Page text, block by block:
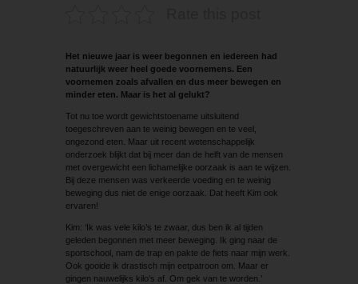
Het nieuwe jaar is weer begonnen en iedereen had
natuurlijk weer heel goede voornemens. Een
voornemen zoals afvallen en dus meer bewegen en
minder eten. Maar is het al gelukt?
Tot nu toe wordt gewichtstoename uitsluitend
toegeschreven aan te weinig bewegen en te veel,
ongezond eten. Maar uit recent wetenschappelijk
onderzoek blijkt dat bij meer dan de helft van de mensen
met overgewicht een lichamelijke oorzaak is aan te wijzen.
Bij deze mensen was verkeerde voeding en te weinig
beweging dus niet de enige oorzaak. Dat heeft Kim ook
ervaren!
Kim: ‘Ik was vele kilo’s te zwaar, dus ben ik al tijden
geleden begonnen met meer beweging. Ik ging naar de
sportschool, nam de trap en pakte de fiets naar mijn werk.
Ook gooide ik drastisch mijn eetpatroon om. Maar er
gingen nauwelijks kilo’s af. Om gek van te worden.’